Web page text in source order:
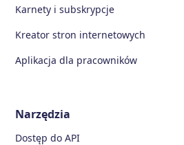
Karnety i subskrypcje
Kreator stron internetowych
Aplikacja dla pracowników
Narzędzia
Dostęp do API